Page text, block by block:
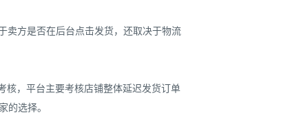
卖方是否在后台点击发货，还取决于物流
核，平台主要考核店铺整体延迟发货订单
选择。